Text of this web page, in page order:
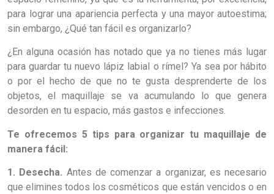
para lograr una apariencia perfecta y una mayor autoestima;
sin embargo, ¿Qué tan fácil es organizarlo?
¿En alguna ocasión has notado que ya no tienes más lugar
para guardar tu nuevo lápiz labial o rímel? Ya sea por hábito
o por el hecho de que no te gusta desprenderte de los
objetos, el maquillaje se va acumulando lo que genera
desorden en tu espacio, más gastos e infecciones.
Te ofrecemos 5 tips para organizar tu maquillaje de
manera fácil:
1. Desecha. Antes de comenzar a organizar, es necesario
que elimines todos los cosméticos que están vencidos o en